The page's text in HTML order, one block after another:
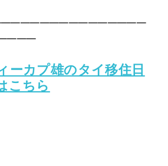
ーカプ雄のタイ移住日
こちら